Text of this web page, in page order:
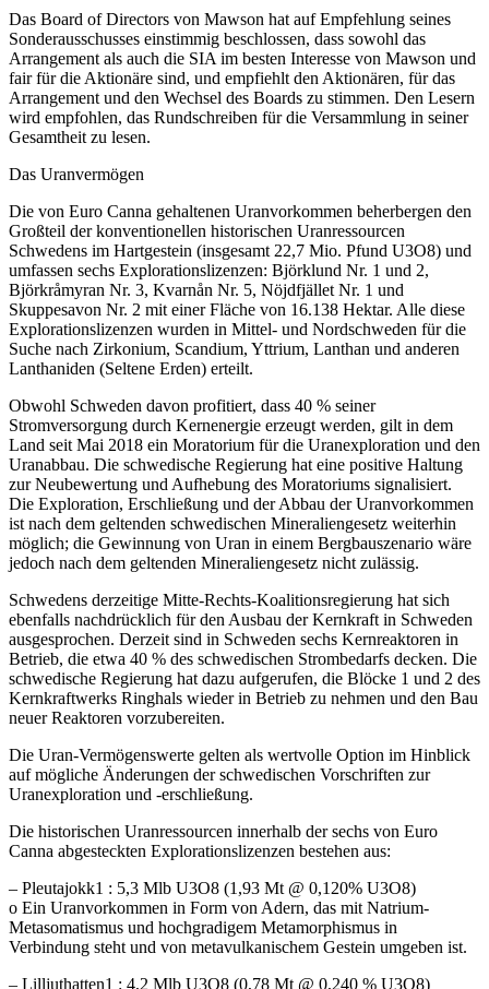
Das Board of Directors von Mawson hat auf Empfehlung seines
Sonderausschusses einstimmig beschlossen, dass sowohl das
Arrangement als auch die SIA im besten Interesse von Mawson und
fair für die Aktionäre sind, und empfiehlt den Aktionären, für das
Arrangement und den Wechsel des Boards zu stimmen. Den Lesern
wird empfohlen, das Rundschreiben für die Versammlung in seiner
Gesamtheit zu lesen.
Das Uranvermögen
Die von Euro Canna gehaltenen Uranvorkommen beherbergen den
Großteil der konventionellen historischen Uranressourcen
Schwedens im Hartgestein (insgesamt 22,7 Mio. Pfund U3O8) und
umfassen sechs Explorationslizenzen: Björklund Nr. 1 und 2,
Björkråmyran Nr. 3, Kvarnån Nr. 5, Nöjdfjället Nr. 1 und
Skuppesavon Nr. 2 mit einer Fläche von 16.138 Hektar. Alle diese
Explorationslizenzen wurden in Mittel- und Nordschweden für die
Suche nach Zirkonium, Scandium, Yttrium, Lanthan und anderen
Lanthaniden (Seltene Erden) erteilt.
Obwohl Schweden davon profitiert, dass 40 % seiner
Stromversorgung durch Kernenergie erzeugt werden, gilt in dem
Land seit Mai 2018 ein Moratorium für die Uranexploration und den
Uranabbau. Die schwedische Regierung hat eine positive Haltung
zur Neubewertung und Aufhebung des Moratoriums signalisiert.
Die Exploration, Erschließung und der Abbau der Uranvorkommen
ist nach dem geltenden schwedischen Mineraliengesetz weiterhin
möglich; die Gewinnung von Uran in einem Bergbauszenario wäre
jedoch nach dem geltenden Mineraliengesetz nicht zulässig.
Schwedens derzeitige Mitte-Rechts-Koalitionsregierung hat sich
ebenfalls nachdrücklich für den Ausbau der Kernkraft in Schweden
ausgesprochen. Derzeit sind in Schweden sechs Kernreaktoren in
Betrieb, die etwa 40 % des schwedischen Strombedarfs decken. Die
schwedische Regierung hat dazu aufgerufen, die Blöcke 1 und 2 des
Kernkraftwerks Ringhals wieder in Betrieb zu nehmen und den Bau
neuer Reaktoren vorzubereiten.
Die Uran-Vermögenswerte gelten als wertvolle Option im Hinblick
auf mögliche Änderungen der schwedischen Vorschriften zur
Uranexploration und -erschließung.
Die historischen Uranressourcen innerhalb der sechs von Euro
Canna abgesteckten Explorationslizenzen bestehen aus:
– Pleutajokk1 : 5,3 Mlb U3O8 (1,93 Mt @ 0,120% U3O8)
o Ein Uranvorkommen in Form von Adern, das mit Natrium-
Metasomatismus und hochgradigem Metamorphismus in
Verbindung steht und von metavulkanischem Gestein umgeben ist.
– Lilljuthatten1 : 4,2 Mlb U3O8 (0,78 Mt @ 0,240 % U3O8)